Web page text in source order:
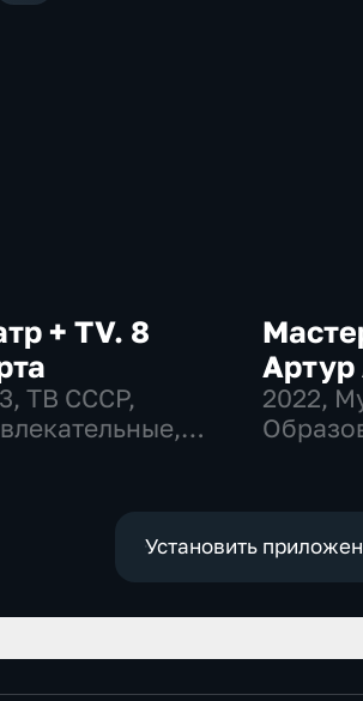
+ TV. 8
, ТВ СССР,
Артур
2022,
Установить